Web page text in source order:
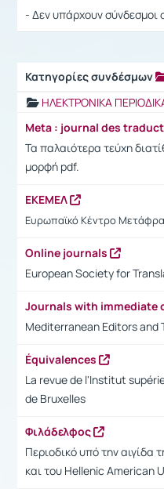
- Δεν υπάρχουν σύνδεσμοι
Κατηγορίες συνδέσμων
ΗΛΕΚΤΡΟΝΙΚΑ
Τα παλαιότερα τεύχη
μορφή pdf.
ΕΚΕΜΕΛ
Ευρωπαϊκό Κέντρο
Online journals
European Society for
Mediterranean Editors and
Équivalences
La revue de l'Institut
de Bruxelles
Φιλάδελφος
Περιοδικό υπό την αιγίδα
και του Hellenic American